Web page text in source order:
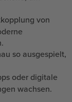
von
so ausgespielt,
oder digitale
wachsen.